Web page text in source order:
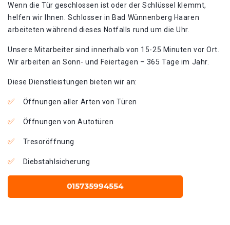
Wenn die Tür geschlossen ist oder der Schlüssel klemmt,
helfen wir Ihnen. Schlosser in Bad Wünnenberg Haaren
arbeiteten während dieses Notfalls rund um die Uhr.
Unsere Mitarbeiter sind innerhalb von 15-25 Minuten vor Ort.
Wir arbeiten an Sonn- und Feiertagen – 365 Tage im Jahr.
Diese Dienstleistungen bieten wir an:
Öffnungen aller Arten von Türen
Öffnungen von Autotüren
Tresoröffnung
Diebstahlsicherung